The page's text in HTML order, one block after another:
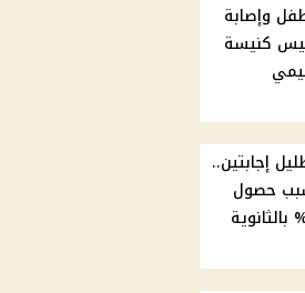
وإصابة
كنيسة
إجابتين..
حصول
محمد على 4% بالثانوية